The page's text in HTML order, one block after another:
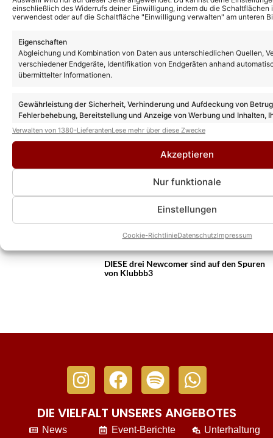
einschließlich des Widerrufs deiner Einwilligung, indem du die
verwendest oder auf die Schaltfläche "Einwilligung verwalten" am unteren
Eigenschaften
Abgleichung und Kombination von Daten aus unterschiedlichen Quellen,
verschiedener Endgeräte, Identifikation von Endgeräten anhand
übermittelter Informationen.
Gewährleistung der Sicherheit, Verhinderung und Aufdeckung von
Fehlerbehebung, Bereitstellung und Anzeige von Werbung und Inhalten,
Entscheidungen zum Datenschutz speichern und übermitteln.
Verwalten von 1380-LieferantenLese mehr über diese Zwecke
Akzeptieren
Nur funktionale
Einstellungen
Cookie-RichtlinieDatenschutzImpressum
Das könnte Euch auch interessieren:
Damiano Maiolini über seine besondere
Damiano Maiolini gewinnt die
„Stauferkrone“ 2024
ersten Solo-Albums „Voll auf Schlager“ in
Krefeld – alle Infos
DIESE drei Newcomer sind auf den Spuren
von Klubbb3
DIE VIELFALT UNSERES ANGEBOTES
News
Event-Berichte
Unterhaltung